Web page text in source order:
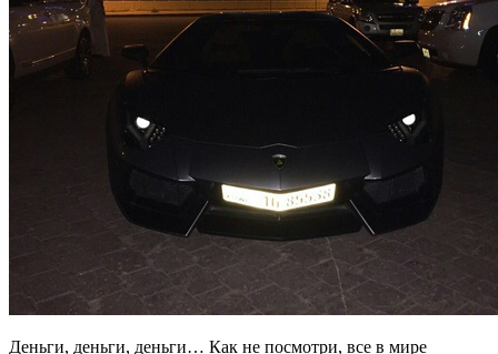
Деньги, деньги, деньги… Как не посмотри, все в мире